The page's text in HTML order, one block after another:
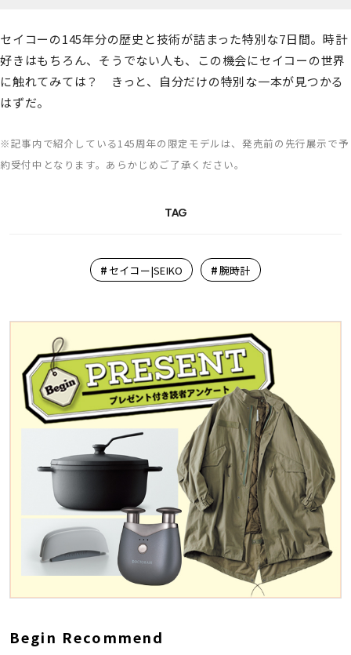
セイコーの145年分の歴史と技術が詰まった特別な7日間。時計
好きはもちろん、そうでない人も、この機会にセイコーの世界
に触れてみては？ きっと、自分だけの特別な一本が見つかる
はずだ。
※記事内で紹介している145周年の限定モデルは、発売前の先行展示で予
約受付中となります。あらかじめご了承ください。
TAG
# セイコー|SEIKO #腕時計
Begin Recommend